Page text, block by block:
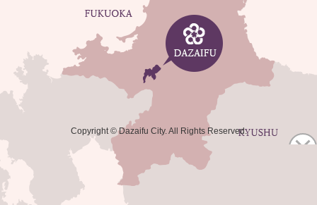
Copyright © Dazaifu City. All Rights Reserved.